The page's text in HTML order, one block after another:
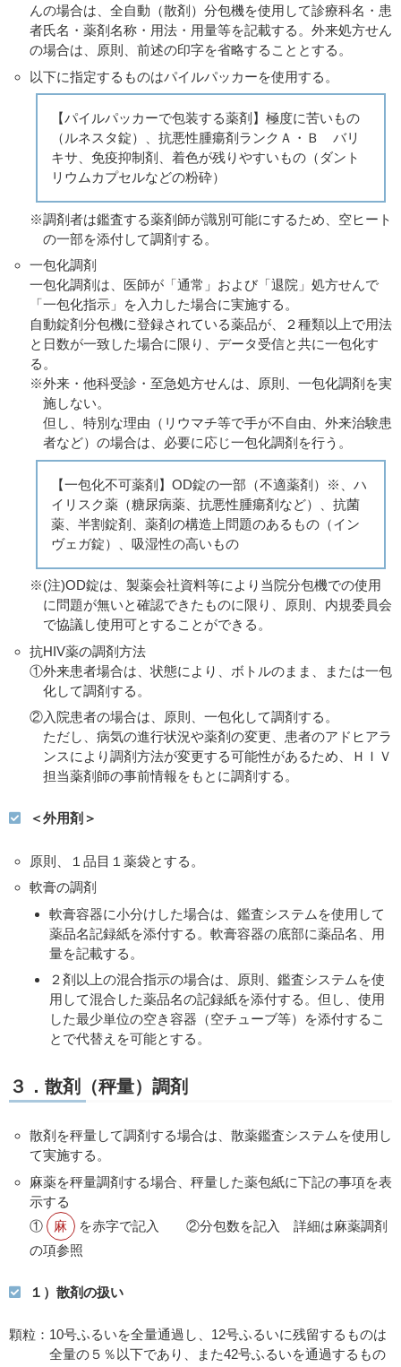
んの場合は、全自動（散剤）分包機を使用して診療科名・患
者氏名・薬剤名称・用法・用量等を記載する。外来処方せん
の場合は、原則、前述の印字を省略することとする。
以下に指定するものはパイルパッカーを使用する。
【パイルパッカーで包装する薬剤】極度に苦いもの
（ルネスタ錠）、抗悪性腫瘍剤ランクＡ・Ｂ バリ
キサ、免疫抑制剤、着色が残りやすいもの（ダント
リウムカプセルなどの粉砕）
※調剤者は鑑査する薬剤師が識別可能にするため、空ヒート
の一部を添付して調剤する。
一包化調剤
一包化調剤は、医師が「通常」および「退院」処方せんで
「一包化指示」を入力した場合に実施する。
自動錠剤分包機に登録されている薬品が、２種類以上で用法
と日数が一致した場合に限り、データ受信と共に一包化す
る。
※外来・他科受診・至急処方せんは、原則、一包化調剤を実
施しない。
但し、特別な理由（リウマチ等で手が不自由、外来治験患
者など）の場合は、必要に応じ一包化調剤を行う。
【一包化不可薬剤】OD錠の一部（不適薬剤）※、ハ
イリスク薬（糖尿病薬、抗悪性腫瘍剤など）、抗菌
薬、半割錠剤、薬剤の構造上問題のあるもの（イン
ヴェガ錠）、吸湿性の高いもの
※(注)OD錠は、製薬会社資料等により当院分包機での使用
に問題が無いと確認できたものに限り、原則、内規委員会
で協議し使用可とすることができる。
抗HIV薬の調剤方法
①外来患者場合は、状態により、ボトルのまま、または一包
化して調剤する。
②入院患者の場合は、原則、一包化して調剤する。
ただし、病気の進行状況や薬剤の変更、患者のアドヒアラ
ンスにより調剤方法が変更する可能性があるため、ＨＩＶ
担当薬剤師の事前情報をもとに調剤する。
＜外用剤＞
原則、１品目１薬袋とする。
軟膏の調剤
軟膏容器に小分けした場合は、鑑査システムを使用して
薬品名記録紙を添付する。軟膏容器の底部に薬品名、用
量を記載する。
２剤以上の混合指示の場合は、原則、鑑査システムを使
用して混合した薬品名の記録紙を添付する。但し、使用
した最少単位の空き容器（空チューブ等）を添付するこ
とで代替えを可能とする。
３．散剤（秤量）調剤
散剤を秤量して調剤する場合は、散薬鑑査システムを使用し
て実施する。
麻薬を秤量調剤する場合、秤量した薬包紙に下記の事項を表
示する
①
麻 を赤字で記入 ②分包数を記入 詳細は麻薬調剤
の項参照
１）散剤の扱い
顆粒：10号ふるいを全量通過し、12号ふるいに残留するものは
全量の５％以下であり、また42号ふるいを通過するもの